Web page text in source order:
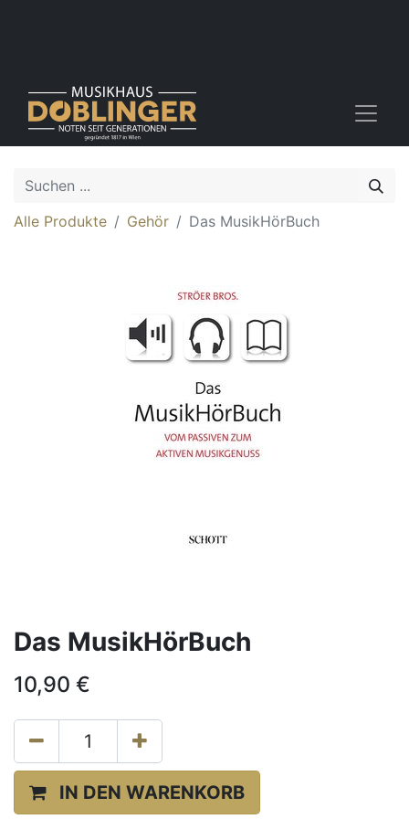
Alle Produkte Gehör Das MusikHörBuch
Das MusikHörBuch
10,90 €
IN DEN WARENKORB